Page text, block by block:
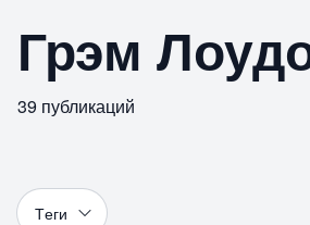
Грэм
39 публикаций
Теги